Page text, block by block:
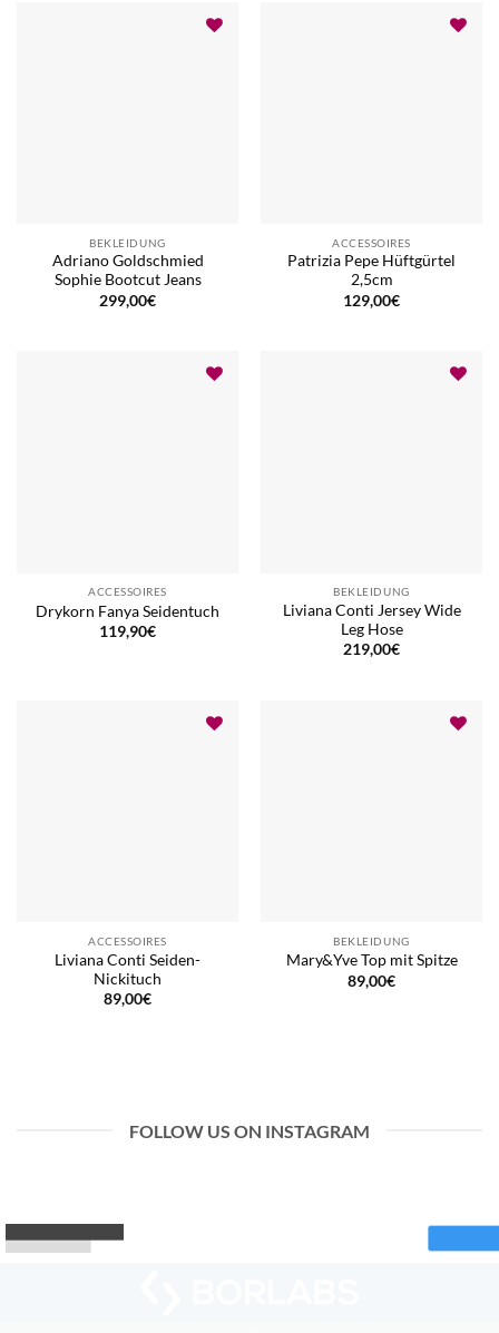
BEKLEIDUNG
Adriano Goldschmied
Sophie Bootcut Jeans
299,00€
ACCESSOIRES
Patrizia Pepe Hüftgürtel
2,5cm
129,00€
ACCESSOIRES
Drykorn Fanya Seidentuch
119,90€
BEKLEIDUNG
Liviana Conti Jersey Wide
Leg Hose
219,00€
ACCESSOIRES
Liviana Conti Seiden-
Nickituch
89,00€
BEKLEIDUNG
Mary&Yve Top mit Spitze
89,00€
FOLLOW US ON INSTAGRAM